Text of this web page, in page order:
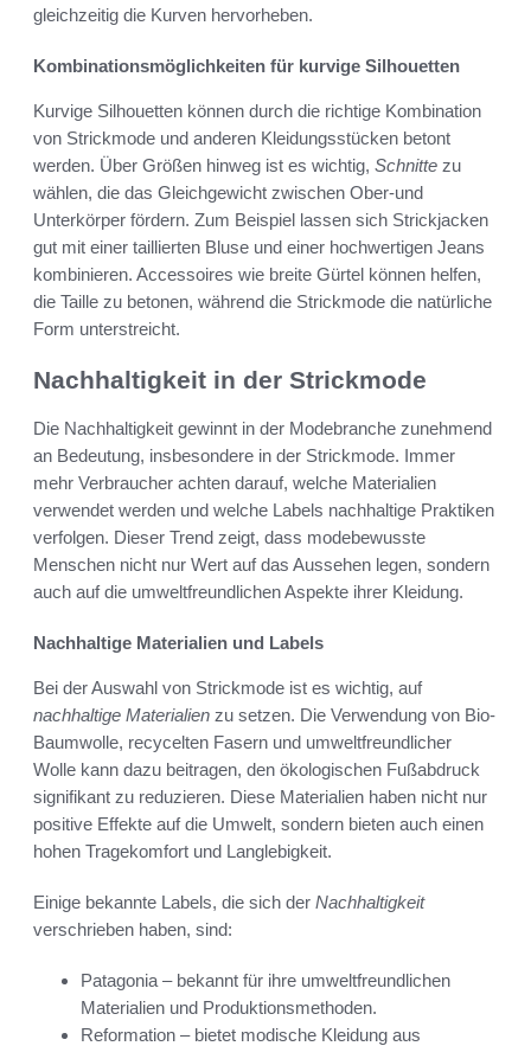
gleichzeitig die Kurven hervorheben.
Kombinationsmöglichkeiten für kurvige Silhouetten
Kurvige Silhouetten können durch die richtige Kombination
von Strickmode und anderen Kleidungsstücken betont
werden. Über Größen hinweg ist es wichtig, Schnitte zu
wählen, die das Gleichgewicht zwischen Ober-und
Unterkörper fördern. Zum Beispiel lassen sich Strickjacken
gut mit einer taillierten Bluse und einer hochwertigen Jeans
kombinieren. Accessoires wie breite Gürtel können helfen,
die Taille zu betonen, während die Strickmode die natürliche
Form unterstreicht.
Nachhaltigkeit in der Strickmode
Die Nachhaltigkeit gewinnt in der Modebranche zunehmend
an Bedeutung, insbesondere in der Strickmode. Immer
mehr Verbraucher achten darauf, welche Materialien
verwendet werden und welche Labels nachhaltige Praktiken
verfolgen. Dieser Trend zeigt, dass modebewusste
Menschen nicht nur Wert auf das Aussehen legen, sondern
auch auf die umweltfreundlichen Aspekte ihrer Kleidung.
Nachhaltige Materialien und Labels
Bei der Auswahl von Strickmode ist es wichtig, auf
nachhaltige Materialien zu setzen. Die Verwendung von Bio-
Baumwolle, recycelten Fasern und umweltfreundlicher
Wolle kann dazu beitragen, den ökologischen Fußabdruck
signifikant zu reduzieren. Diese Materialien haben nicht nur
positive Effekte auf die Umwelt, sondern bieten auch einen
hohen Tragekomfort und Langlebigkeit.
Einige bekannte Labels, die sich der Nachhaltigkeit
verschrieben haben, sind:
Patagonia – bekannt für ihre umweltfreundlichen
Materialien und Produktionsmethoden.
Reformation – bietet modische Kleidung aus